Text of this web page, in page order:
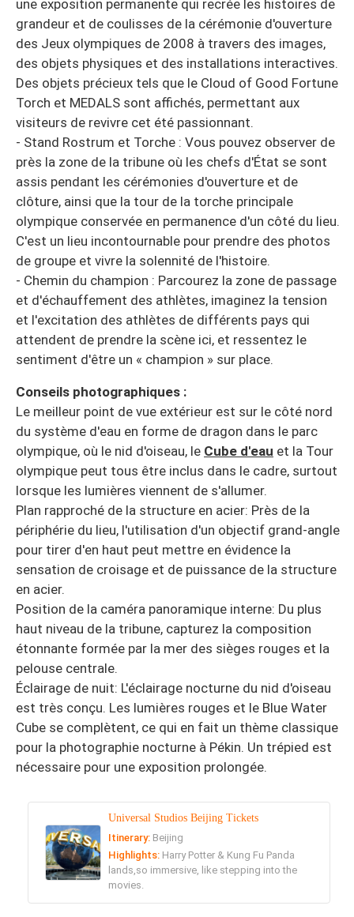
une exposition permanente qui recrée les histoires de
grandeur et de coulisses de la cérémonie d'ouverture
des Jeux olympiques de 2008 à travers des images,
des objets physiques et des installations interactives.
Des objets précieux tels que le Cloud of Good Fortune
Torch et MEDALS sont affichés, permettant aux
visiteurs de revivre cet été passionnant.
- Stand Rostrum et Torche : Vous pouvez observer de
près la zone de la tribune où les chefs d'État se sont
assis pendant les cérémonies d'ouverture et de
clôture, ainsi que la tour de la torche principale
olympique conservée en permanence d'un côté du lieu.
C'est un lieu incontournable pour prendre des photos
de groupe et vivre la solennité de l'histoire.
- Chemin du champion : Parcourez la zone de passage
et d'échauffement des athlètes, imaginez la tension
et l'excitation des athlètes de différents pays qui
attendent de prendre la scène ici, et ressentez le
sentiment d'être un « champion » sur place.
Conseils photographiques :
Le meilleur point de vue extérieur est sur le côté nord
du système d'eau en forme de dragon dans le parc
olympique, où le nid d'oiseau, le Cube d'eau et la Tour
olympique peut tous être inclus dans le cadre, surtout
lorsque les lumières viennent de s'allumer.
Plan rapproché de la structure en acier: Près de la
périphérie du lieu, l'utilisation d'un objectif grand-angle
pour tirer d'en haut peut mettre en évidence la
sensation de croisage et de puissance de la structure
en acier.
Position de la caméra panoramique interne: Du plus
haut niveau de la tribune, capturez la composition
étonnante formée par la mer des sièges rouges et la
pelouse centrale.
Éclairage de nuit: L'éclairage nocturne du nid d'oiseau
est très conçu. Les lumières rouges et le Blue Water
Cube se complètent, ce qui en fait un thème classique
pour la photographie nocturne à Pékin. Un trépied est
nécessaire pour une exposition prolongée.
Universal Studios Beijing Tickets
Itinerary: Beijing
Highlights: Harry Potter & Kung Fu Panda
lands,so immersive, like stepping into the
movies.